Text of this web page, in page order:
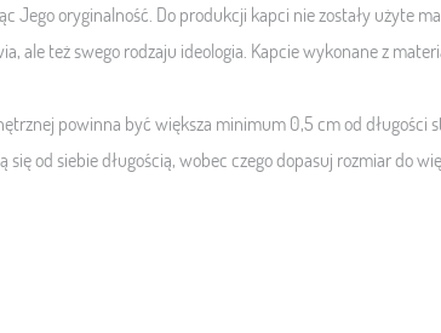
Jego oryginalność. Do produkcji kapci nie zostały użyte
też swego rodzaju ideologia. Kapcie wykonane z
powinna być większa minimum 0,5 cm od
od siebie długością, wobec czego dopasuj rozmiar do